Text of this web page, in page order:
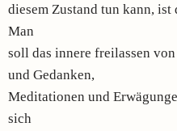
diesem Zustand tun kann, ist
Man
soll das innere freilassen
und Gedanken,
Meditationen und
sich